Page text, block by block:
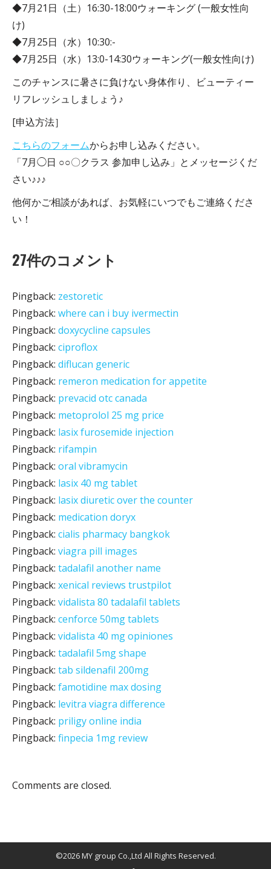
◆7月21日（土）16:30-18:00‬ウォーキング (一般女性向
け)
◆7月25日（水）10:30‬:-
◆7月25日（水）13:0-14:30‬ウォーキング(一般女性向け)
このチャンスに暑さに負けない身体作り、ビューティー
リフレッシュしましょう♪
[申込方法］
こちらのフォームからお申し込みください。
「7月◯日 ○○〇クラス 参加申し込み」とメッセージくだ
さい♪♪♪
他何かご相談があれば、お気軽にいつでもご連絡くださ
い！
27件のコメント
Pingback: zestoretic
Pingback: where can i buy ivermectin
Pingback: doxycycline capsules
Pingback: ciproflox
Pingback: diflucan generic
Pingback: remeron medication for appetite
Pingback: prevacid otc canada
Pingback: metoprolol 25 mg price
Pingback: lasix furosemide injection
Pingback: rifampin
Pingback: oral vibramycin
Pingback: lasix 40 mg tablet
Pingback: lasix diuretic over the counter
Pingback: medication doryx
Pingback: cialis pharmacy bangkok
Pingback: viagra pill images
Pingback: tadalafil another name
Pingback: xenical reviews trustpilot
Pingback: vidalista 80 tadalafil tablets
Pingback: cenforce 50mg tablets
Pingback: vidalista 40 mg opiniones
Pingback: tadalafil 5mg shape
Pingback: tab sildenafil 200mg
Pingback: famotidine max dosing
Pingback: levitra viagra difference
Pingback: priligy online india
Pingback: finpecia 1mg review
Comments are closed.
©2026 MY group Co.,Ltd All Rights Reserved.